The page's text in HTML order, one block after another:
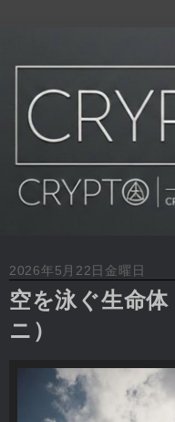
2026年5月22日金曜日
空を泳ぐ生命
ニ）